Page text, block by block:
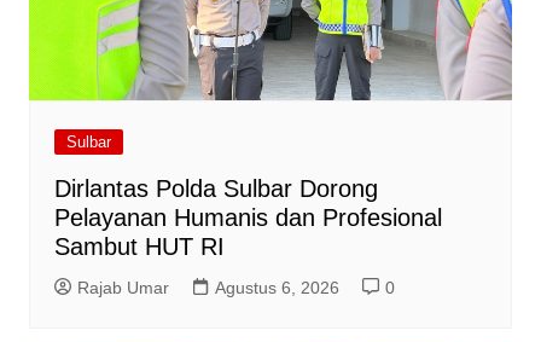
Sulbar
Dirlantas Polda Sulbar Dorong
Pelayanan Humanis dan Profesional
Sambut HUT RI
Rajab Umar Agustus 6, 2026 0